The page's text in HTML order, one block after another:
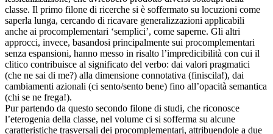
classe. Il primo filone di ricerche si è soffermato su locuzioni come
saperla lunga, cercando di ricavare generalizzazioni applicabili
anche ai procomplementari ‘semplici’, come saperne. Gli altri
approcci, invece, basandosi principalmente sui procomplementari
senza espansioni, hanno messo in risalto l’impredicibilità con cui il
clitico contribuisce al significato del verbo: dai valori pragmatici
(che ne sai di me?) alla dimensione connotativa (finiscila!), dai
cambiamenti azionali (ci sento/sento bene) fino all’opacità semantica
(chi se ne frega!).
Pur partendo da questo secondo filone di studi, che riconosce
l’eterogenia della classe, nel volume ci si sofferma su alcune
caratteristiche trasversali dei procomplementari, attribuendole a due